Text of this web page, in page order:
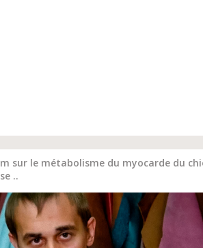
sur le métabolisme du myocarde du
..